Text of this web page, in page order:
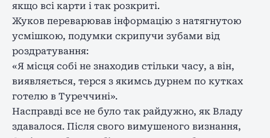
якщо всі карти і так розкриті.
Жуков переварював інформацію з натягнутою
усмішкою, подумки скрипучи зубами від
роздратування:
«Я місця собі не знаходив стільки часу, а він,
виявляється, терся з якимсь дурнем по кутках
готелю в Туреччині».
Насправді все не було так райдужно, як Владу
здавалося. Після свого вимушеного визнання,